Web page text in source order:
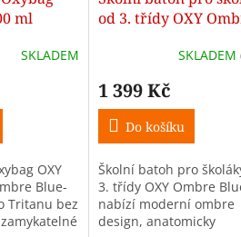
ml
SKLADEM
OXY
Blue-
Tritanu bez
od 3. třídy OXY
SKLADEM
1 399 Kč
Do košíku
Školní batoh pro
3. třídy OXY Ombre
nabízí moderní ombre
design, anatomicky